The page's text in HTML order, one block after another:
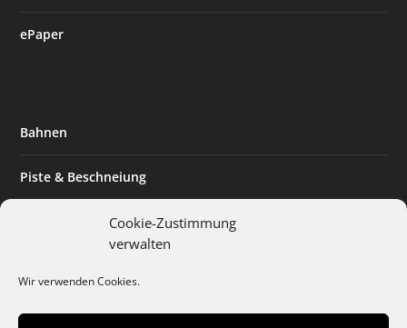
Cookie-Zustimmung
verwalten
Wir verwenden Cookies.
ePaper
Bahnen
Piste & Beschneiung
Expertise & Technik